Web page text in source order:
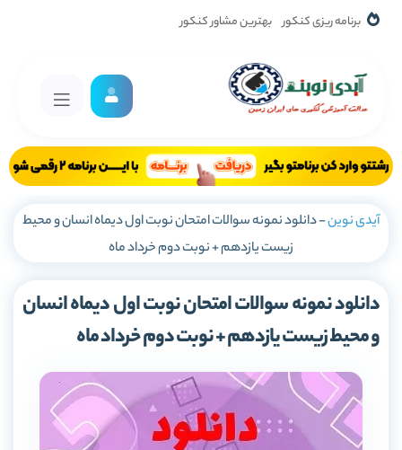
برنامه ریزی کنکور بهترین مشاور کنکور
آیدی نوین-دانلود نمونه سوالات امتحان نوبت اول دیماه انسان و محیط
زیست یازدهم + نوبت دوم خرداد ماه
دانلود نمونه سوالات امتحان نوبت اول دیماه انسان
و محیط زیست یازدهم + نوبت دوم خرداد ماه